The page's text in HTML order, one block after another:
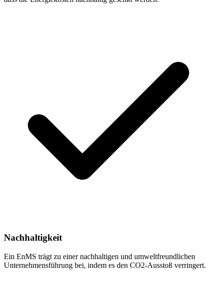
Nachhaltigkeit
Ein EnMS trägt zu einer nachhaltigen und umweltfreundlichen
Unternehmens­führung bei, indem es den CO2-Ausstoß verringert.